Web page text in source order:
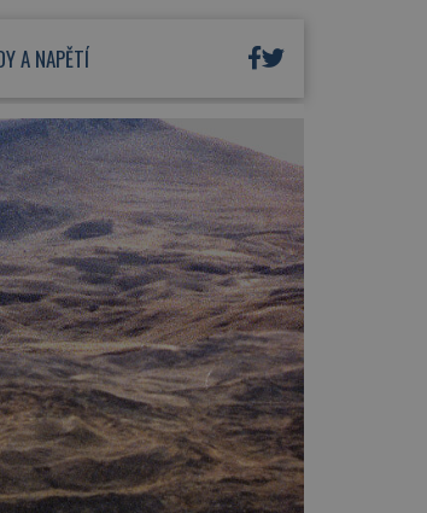
A NAPĚTÍ